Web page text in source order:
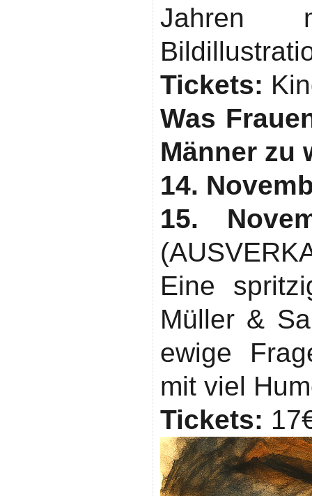
Jahren
Tickets:
Was
Männer zu
14.
15.
Eine
Müller &
ewige
mit viel
Tickets: